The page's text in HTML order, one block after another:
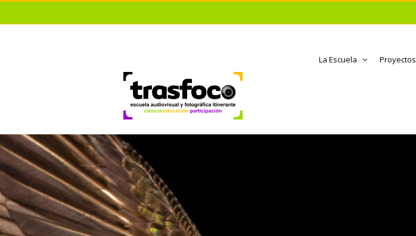
La Escuela Proyectos